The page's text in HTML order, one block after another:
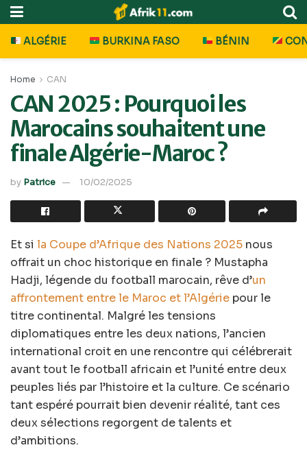
ALGÉRIE BURKINA FASO BÉNIN
Home CAN
CAN 2025 : Pourquoi les
Marocains souhaitent une
finale Algérie-Maroc ?
by Patrice 10/02/2025
Et si la Coupe d’Afrique des Nations 2025 nous
offrait un choc historique en finale ? Mustapha
Hadji, légende du football marocain, rêve d’un
affrontement entre le Maroc et l’Algérie pour le
titre continental. Malgré les tensions
diplomatiques entre les deux nations, l’ancien
international croit en une rencontre qui célébrerait
avant tout le football africain et l’unité entre deux
peuples liés par l’histoire et la culture. Ce scénario
tant espéré pourrait bien devenir réalité, tant ces
deux sélections regorgent de talents et
d’ambitions.